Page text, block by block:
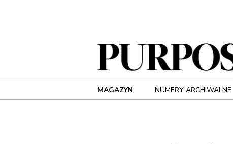
MAGAZYN NUMERY ARCHIWALNE